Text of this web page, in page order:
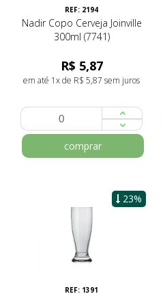
REF: 2194
Nadir Copo Cerveja Joinville
300ml (7741)
R$ 5,87
em até 1x de R$ 5,87 sem juros
comprar
23%
REF: 1391